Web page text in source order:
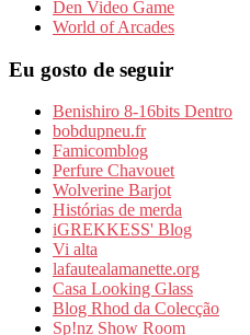
Den Video Game
World of Arcades
Eu gosto de seguir
Benishiro 8-16bits Dentro
bobdupneu.fr
Famicomblog
Perfure Chavouet
Wolverine Barjot
Histórias de merda
iGREKKESS' Blog
Vi alta
lafautealamanette.org
Casa Looking Glass
Blog Rhod da Colecção
Sp!nz Show Room